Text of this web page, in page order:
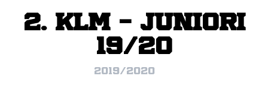
2. KLM - Juniori
19/20
2019/2020